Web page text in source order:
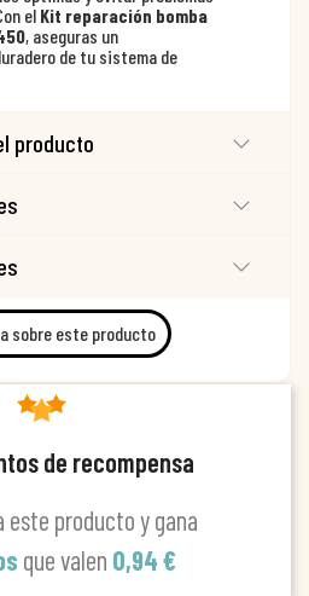
el Kit reparación bomba
, aseguras un
de tu sistema de
producto
sobre este producto
de recompensa
este producto y gana
que valen 0,94 €